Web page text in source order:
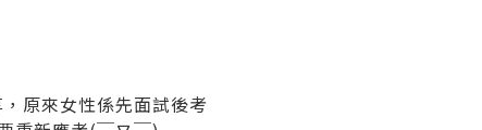
原來女性係先面試後考